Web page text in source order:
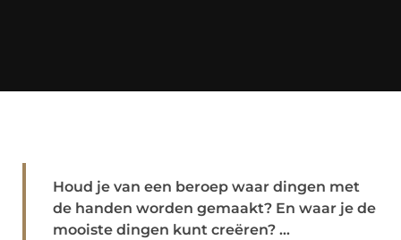
Houd je van een beroep waar dingen met
de handen worden gemaakt? En waar je de
mooiste dingen kunt creëren? ...